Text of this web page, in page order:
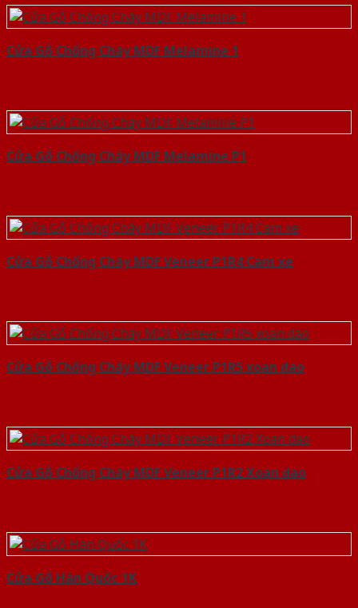
Cửa Gỗ Chống Cháy MDF Melamine 1
Cửa Gỗ Chống Cháy MDF Melamine P1
Cửa Gỗ Chống Cháy MDF Veneer P1R4 Cam xe
Cửa Gỗ Chống Cháy MDF Veneer P1R5 xoan dao
Cửa Gỗ Chống Cháy MDF Veneer P1R2 Xoan dao
Cửa Gỗ Hàn Quốc 1K